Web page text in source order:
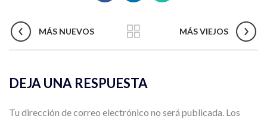
MÁS NUEVOS MÁS VIEJOS
DEJA UNA RESPUESTA
Tu dirección de correo electrónico no será publicada. Los